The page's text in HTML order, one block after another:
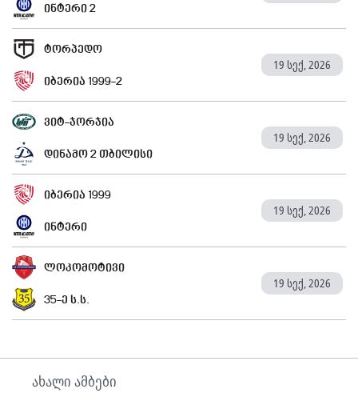
ინტერი 2
ტორპედო
19 სექ, 2026
იბერია 1999-2
ვიტ-ჯორჯია
19 სექ, 2026
დინამო 2 თბილისი
იბერია 1999
19 სექ, 2026
ინტერი
ლოკომოტივი
19 სექ, 2026
35-ე ს.ს.
ახალი ამბები